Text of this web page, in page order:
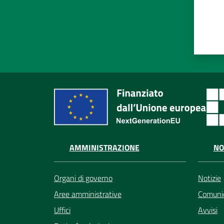
AMMINISTRAZIONE
Organi di governo
Aree amministrative
Uffici
Notizie
Avvisi